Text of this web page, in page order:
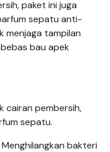
paket ini juga
sepatu anti-
menjaga tampilan
bau apek
cairan pembersih,
sepatu.
bakteri